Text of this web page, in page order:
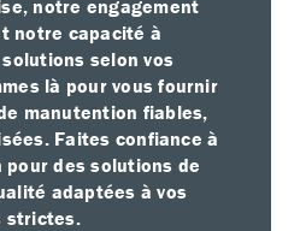
notre engagement
notre capacité à
selon vos
là pour vous fournir
manutention fiables,
Faites confiance à
des solutions de
adaptées à vos
strictes.